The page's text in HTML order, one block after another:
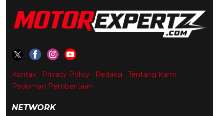
Kontak Privacy Policy Redaksi
Tentang Kami
Pedoman Pemberitaan
NETWORK